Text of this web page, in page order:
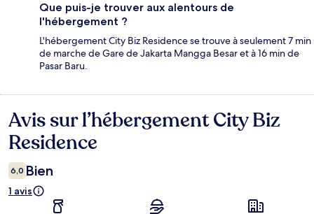
Que puis-je trouver aux alentours de
l'hébergement ?
L'hébergement City Biz Residence se trouve à seulement 7 min
de marche de Gare de Jakarta Mangga Besar et à 16 min de
Pasar Baru.
Avis
Avis sur l’hébergement City Biz
Residence
6,0 Bien
1 avis